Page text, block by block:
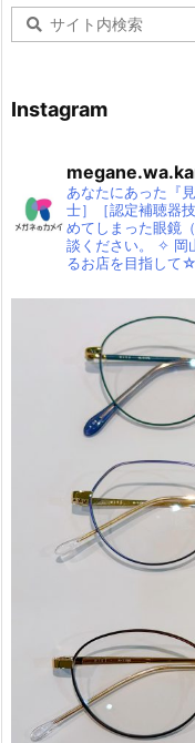
Instagram
あなたにあった『
士］［認定補聴器
めてしまった眼鏡
談ください。
✧ 岡
るお店を目指して